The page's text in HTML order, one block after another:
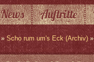
News Auftritte
» Scho rum um's Eck (Archiv)